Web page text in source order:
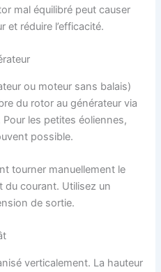
mal équilibré peut causer
et réduire l’efficacité.
ou moteur sans balais)
du rotor au générateur via
les petites éoliennes,
possible.
tourner manuellement le
du courant. Utilisez un
de sortie.
verticalement. La hauteur